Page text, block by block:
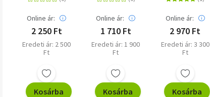
Online ár:
2 250 Ft
Eredeti ár: 2 500
Ft
Kosárba
Online ár:
1 710 Ft
Eredeti ár: 1 900
Ft
Kosárba
Online ár:
2 970 Ft
Eredeti ár: 3 300
Ft
Kosárba